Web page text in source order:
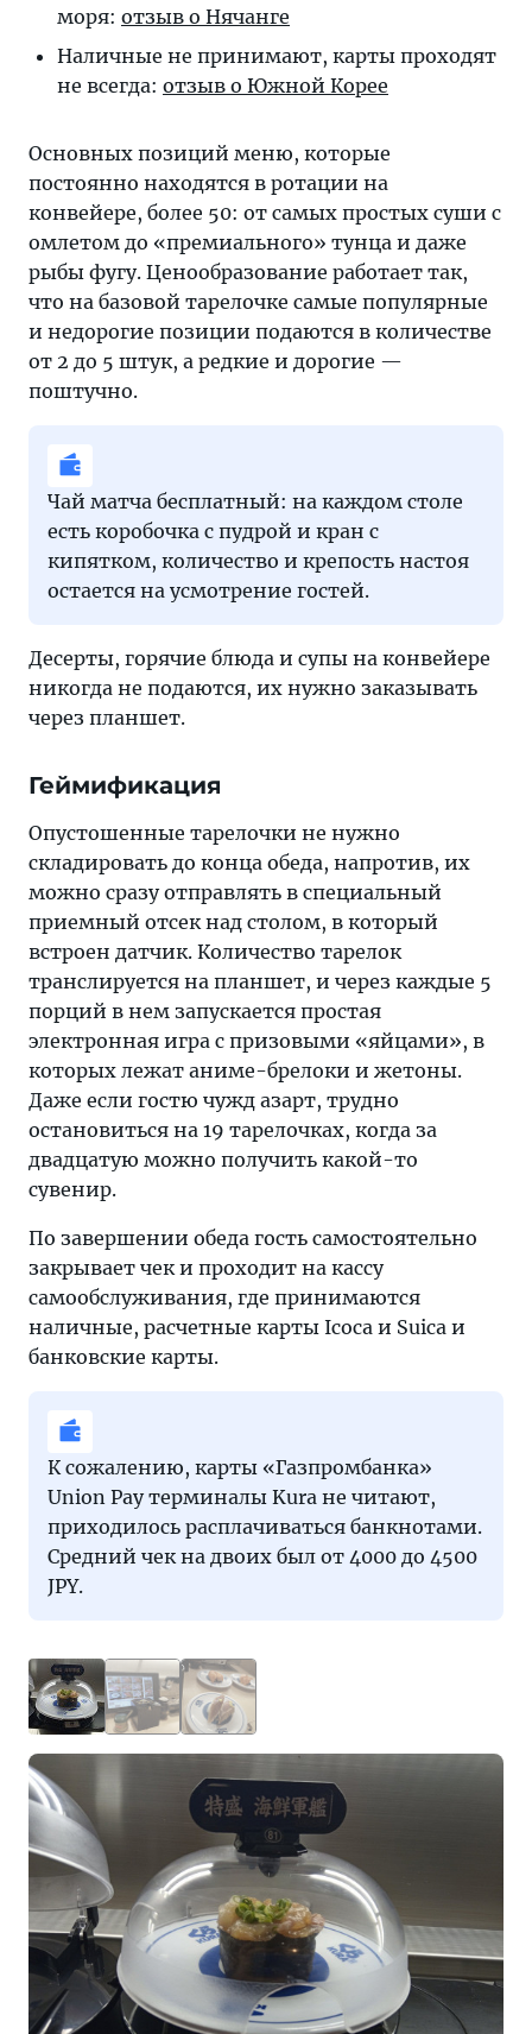
мо­ря: от­зыв о Нячанге
Наличные не при­ни­ма­ют, кар­ты про­хо­дят
не всег­да: от­зыв о Юж­ной Корее
Основных позиций меню, которые
постоянно находятся в ротации на
конвейере, более 50: от самых простых суши с
омлетом до «премиального» тунца и даже
рыбы фугу. Ценообразование работает так,
что на базовой тарелочке самые популярные
и недорогие позиции подаются в количестве
от 2 до 5 штук, а редкие и дорогие —
поштучно.
Чай матча бесплатный: на каждом столе
есть коробочка с пудрой и кран с
кипятком, количество и крепость настоя
остается на усмотрение гостей.
Десерты, горячие блюда и супы на конвейере
никогда не подаются, их нужно заказывать
через планшет.
Геймификация
Опустошенные тарелочки не нужно
складировать до конца обеда, напротив, их
можно сразу отправлять в специальный
приемный отсек над столом, в который
встроен датчик. Количество тарелок
транслируется на планшет, и через каждые 5
порций в нем запускается простая
электронная игра с призовыми «яйцами», в
которых лежат аниме-брелоки и жетоны.
Даже если гостю чужд азарт, трудно
остановиться на 19 тарелочках, когда за
двадцатую можно получить какой-то
сувенир.
По завершении обеда гость самостоятельно
закрывает чек и проходит на кассу
самообслуживания, где принимаются
наличные, расчетные карты Icoca и Suica и
банковские карты.
К сожалению, карты «Газпромбанка»
Union Pay терминалы Kura не читают,
приходилось расплачиваться банкнотами.
Средний чек на двоих был от 4000 до 4500
JPY.